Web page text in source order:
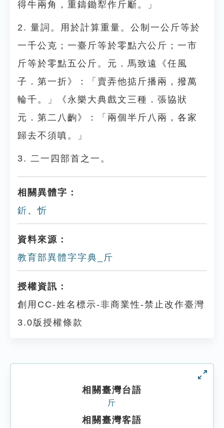
得牛兩角，重鑄鋤犁作斤斸。」
2. 量詞。用於計算重量。公制一公斤等於
一千公克；一臺斤等於零點六公斤；一市
斤等於零點五公斤。元．馬致遠《任風
子．第一折》：「賣弄他掂斤播兩，撥萬
輪千。」《永樂大典戲文三種．張協狀
元．第二八齣》：「兩個半斤八兩，各家
歸去不須嗔。」
3. 二一四部首之一。
相關異體字：
釿 、忻
資料來源：
教育部異體字字典_斤
授權資訊：
創用CC-姓名標示-非商業性-禁止改作臺灣
3.0版授權條款
相關臺灣台語
斤
相關臺灣客語